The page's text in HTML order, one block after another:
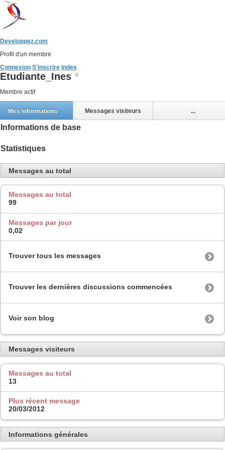
Developpez.com
Profil d'un membre
Connexion S'inscrire Index
Etudiante_Ines
Membre actif
Mes informations Messages visiteurs ...
Informations de base
Statistiques
Messages au total
Messages au total
99
Messages par jour
0,02
Trouver tous les messages
Trouver les dernières discussions commencées
Voir son blog
Messages visiteurs
Messages au total
13
Plus récent message
20/03/2012
Informations générales